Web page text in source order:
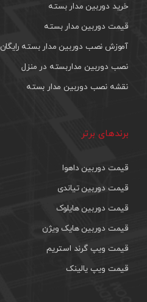
خرید دوربین مدار بسته
قیمت دوربین مدار بسته
آموزش نصب دوربین مدار بسته رایگان
نصب دوربین مداربسته در منزل
نقشه نصب دوربین مدار بسته
برندهای برتر
قیمت دوربین داهوا
قیمت دوربین تیاندی
قیمت دوربین هایلوک
قیمت دوربین هایک ویژن
قیمت ویپ گرند استریم
قیمت ویپ یالینک